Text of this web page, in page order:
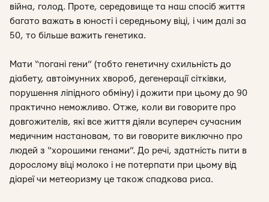
війна, голод. Проте, середовище та наш спосіб життя
багато важать в юності і середньому віці, і чим далі за
50, то більше важить генетика.
Мати “погані гени” (тобто генетичну схильність до
діабету, автоімунних хвороб, дегенерації сітківки,
порушення ліпідного обміну) і дожити при цьому до 90
практично неможливо. Отже, коли ви говорите про
довгожителів, які все життя діяли всупереч сучасним
медичним настановам, то ви говорите виключно про
людей з “хорошими генами”. До речі, здатність пити в
дорослому віці молоко і не потерпати при цьому від
діареї чи метеоризму це також спадкова риса.